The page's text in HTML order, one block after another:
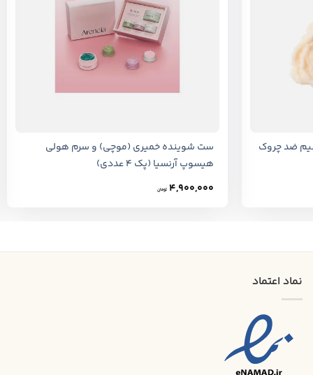
ضد چروک
ست شوینده خمیری (موچی) و سرم هولی
هیسوپ آرنسیا (پک ۴ عددی)
4,900,000 تومان
نماد اعتماد